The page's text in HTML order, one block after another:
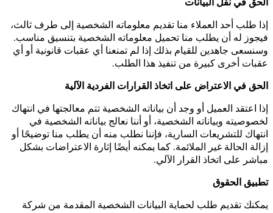
الحق في نقل البيانات
إذا طلب أحد العملاء منا تقديم معلوماته الشخصية إلى طرف ثالث،
فيجوز له أن يطلب منا تحميل معلوماته الشخصية بتنسيق مناسب.
وسنسعى جاهدين للقيام بذلك إذا لم تمنعنا أي عقبات قانونية أو أي
عقبات أخرى كبيرة من تنفيذ هذا الطلب.
الحق في الاعتراض على اتخاذ القرارات الفردية الآلية
إذا اعتقد العميل أو وجد أن بياناته الشخصية تتم معالجتها في انتهاك
لخصوصيته وبياناته الشخصية، أو أننا نعالج بياناته الشخصية في
انتهاك للتشريعات السارية، فإننا نطلب منه أن يطلب منا توضيحًا أو
إزالة الحالة غير الملائمة. كما يمكنه أيضًا إثارة الاعتراضات بشكل
مباشر على اتخاذ القرار الآلي.
تطبيق الحقوق
يمكنك تقديم طلب لحماية البيانات الشخصية المقدمة من شركة